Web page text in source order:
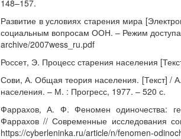
148–157.
Развитие в условиях старения мира
социальным вопросам ООН. – Режим доступа
archive/2007wess_ru.pdf
Россет, Э. Процесс старения населения
Сови, А. Общая теория населения. [Текст] /
населения. – М. : Прогресс, 1977. – 520 с.
Фаррахов, А. Ф. Феномен одиночества:
Фаррахов // Современные исследования
https://cyberleninka.ru/article/n/fenomen-